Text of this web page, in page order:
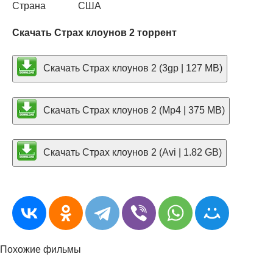
Страна
США
Скачать Страх клоунов 2 торрент
Скачать Страх клоунов 2 (3gp | 127 MB)
Скачать Страх клоунов 2 (Mp4 | 375 MB)
Скачать Страх клоунов 2 (Avi | 1.82 GB)
Похожие фильмы